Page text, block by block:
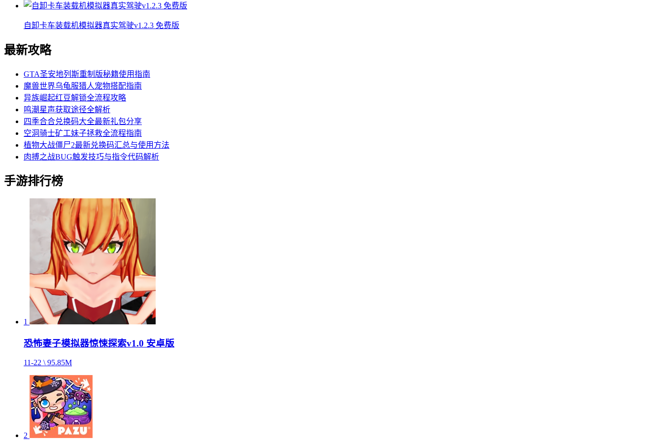
自卸卡车装载机模拟器真实驾驶v1.2.3 免费版
最新攻略
GTA圣安地列斯重制版秘籍使用指南
魔兽世界乌龟服猎人宠物搭配指南
异族崛起红豆解锁全流程攻略
鸣潮星声获取途径全解析
四季合合兑换码大全最新礼包分享
空洞骑士矿工妹子拯救全流程指南
植物大战僵尸2最新兑换码汇总与使用方法
肉搏之战BUG触发技巧与指令代码解析
手游排行榜
1
恐怖妻子模拟器惊悚探索v1.0 安卓版
11-22 \ 95.85M
2